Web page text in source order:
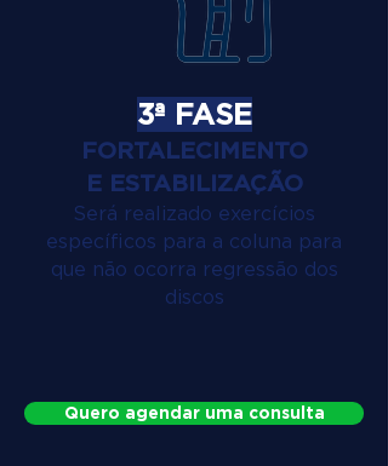
3ª FASE
FORTALECIMENTO
E ESTABILIZAÇÃO
Será realizado exercícios
específicos para a coluna para
que não ocorra regressão dos
discos
Quero agendar uma consulta